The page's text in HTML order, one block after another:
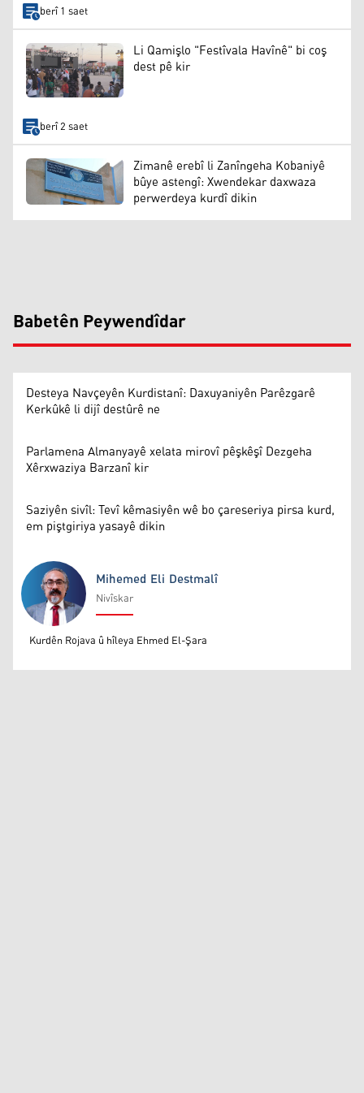
berî 1 saet
Li Qamişlo "Festîvala Havînê" bi coş
dest pê kir
berî 2 saet
Zimanê erebî li Zanîngeha Kobaniyê
bûye astengî: Xwendekar daxwaza
perwerdeya kurdî dikin
Babetên Peywendîdar
Desteya Navçeyên Kurdistanî: Daxuyaniyên Parêzgarê
Kerkûkê li dijî destûrê ne
Parlamena Almanyayê xelata mirovî pêşkêşî Dezgeha
Xêrxwaziya Barzanî kir
Saziyên sivîl: Tevî kêmasiyên wê bo çareseriya pirsa kurd,
em piştgiriya yasayê dikin
Mihemed Eli Destmalî
Mihemed Eli Destmalî
Nivîskar
Kurdên Rojava û hîleya Ehmed El-Şara